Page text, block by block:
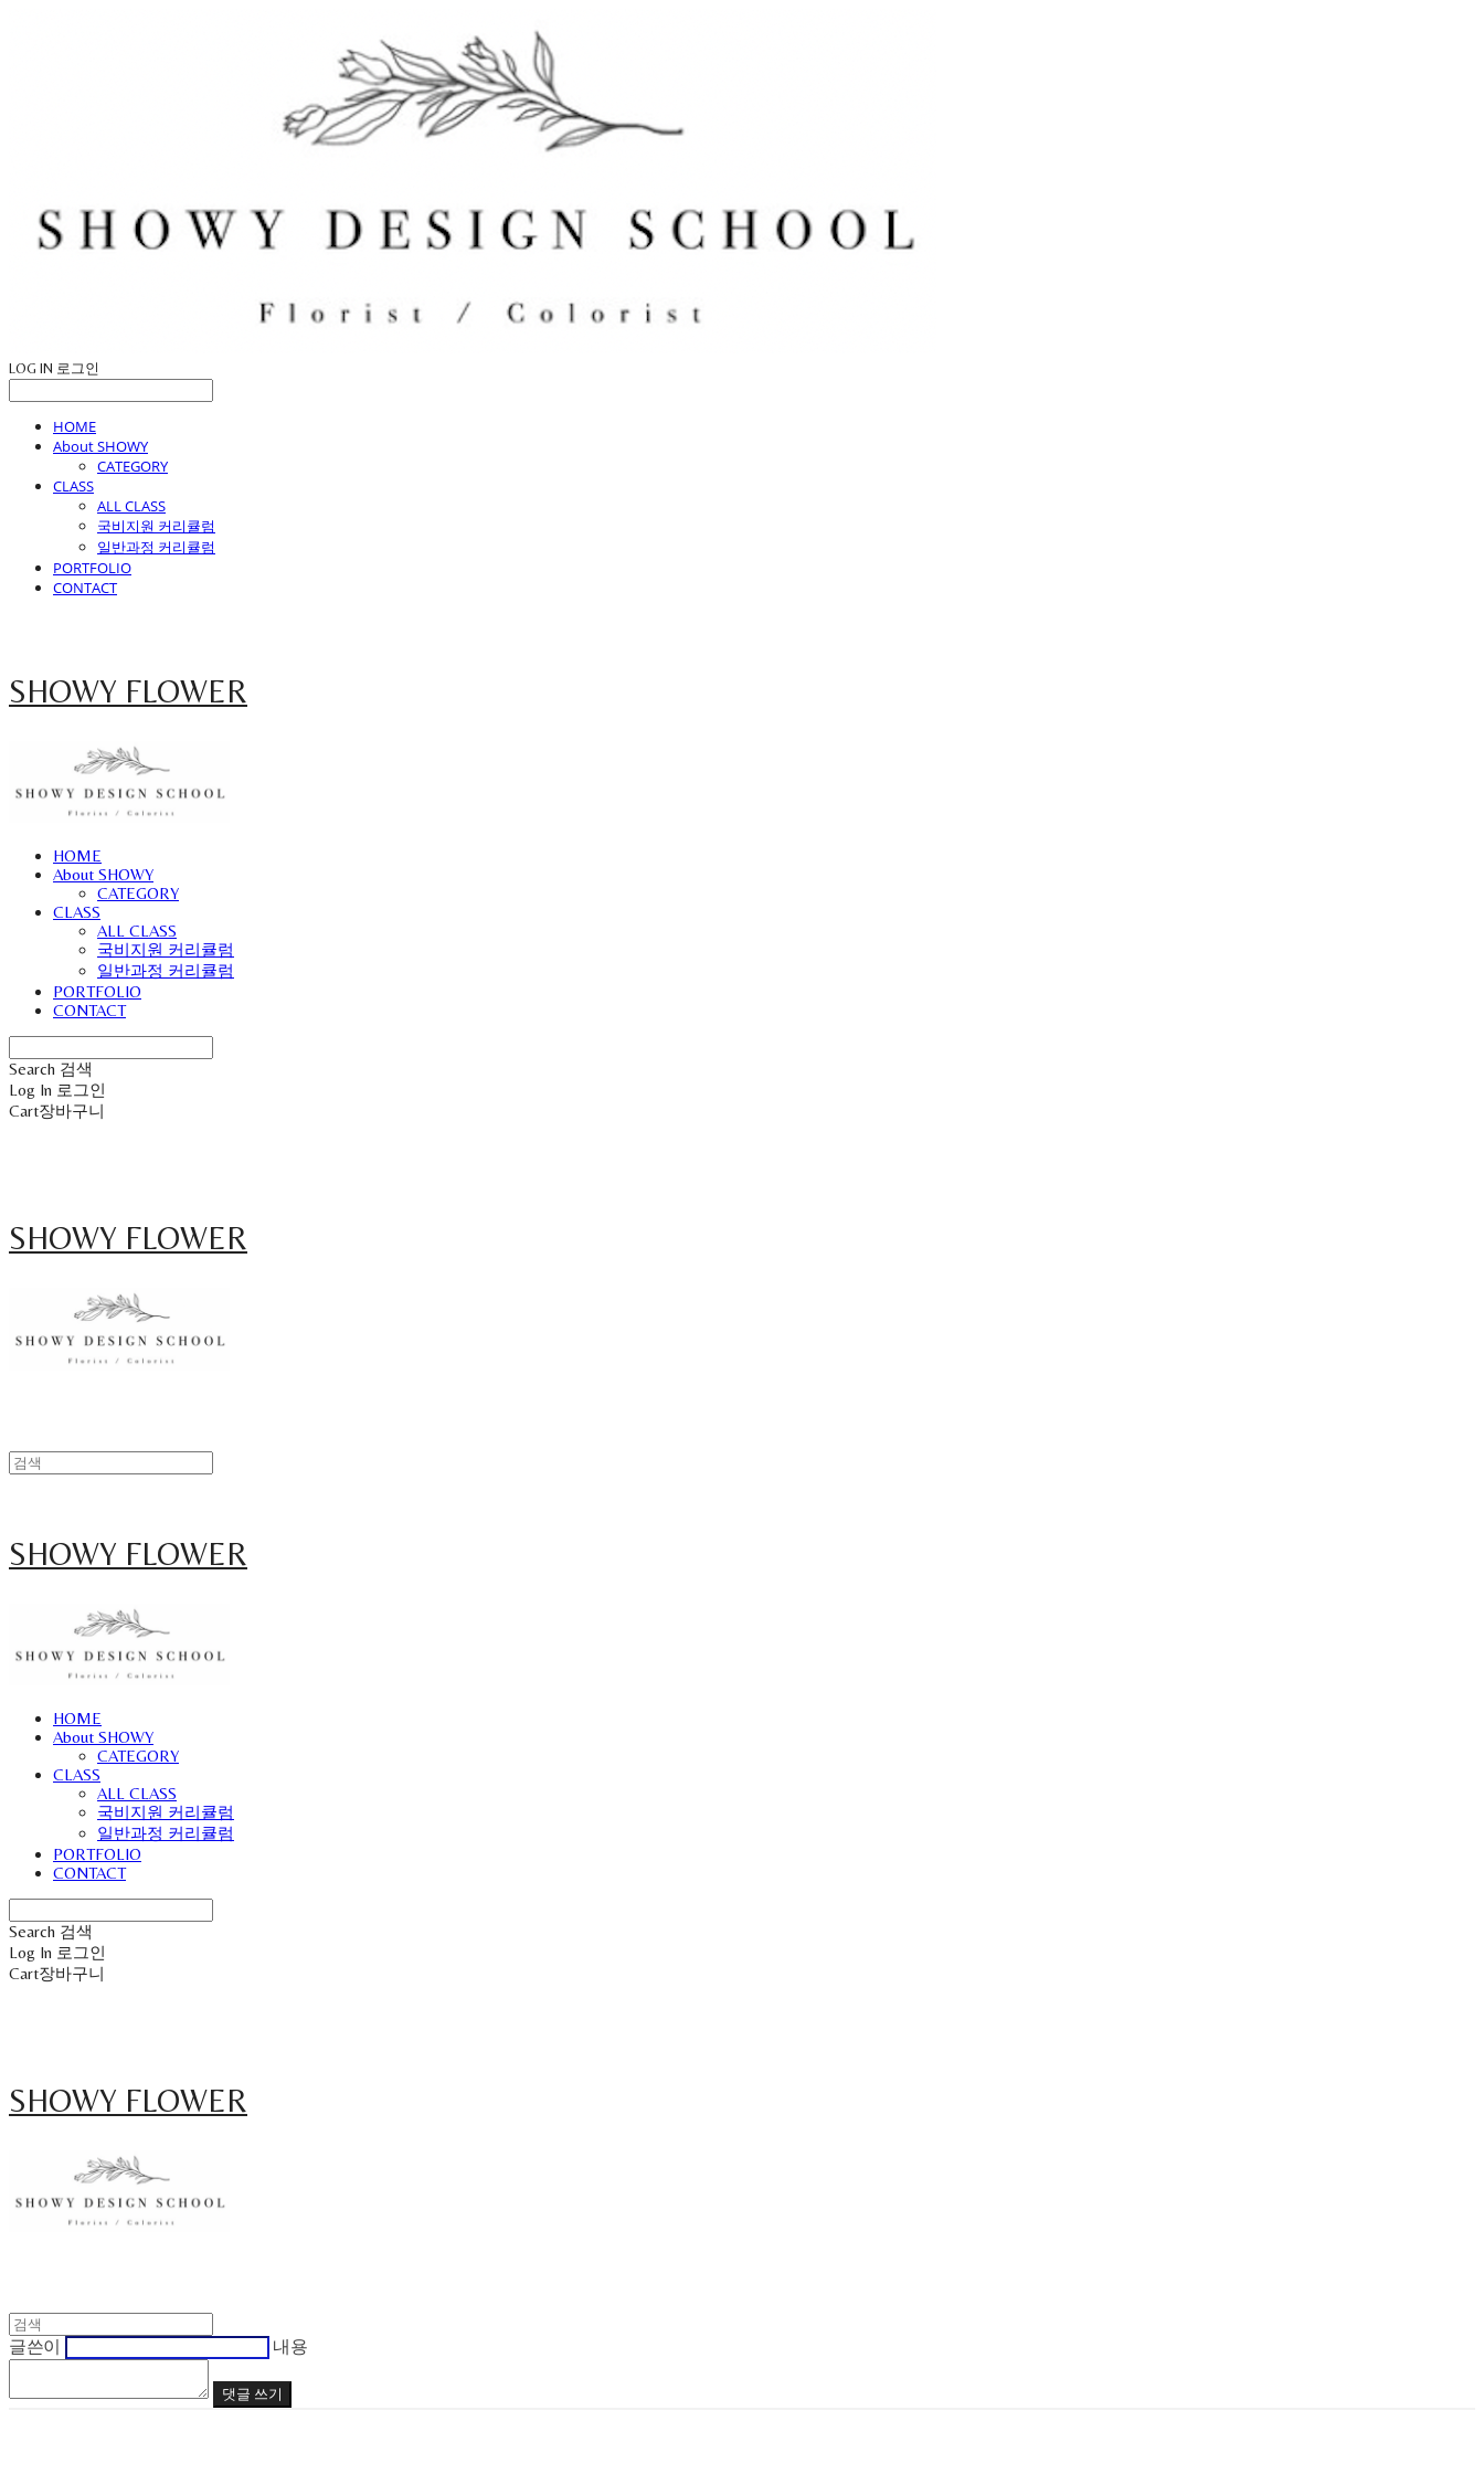
LOG IN 로그인
HOME
About SHOWY
CATEGORY
CLASS
ALL CLASS
국비지원 커리큘럼
일반과정 커리큘럼
PORTFOLIO
CONTACT
SHOWY FLOWER
HOME
About SHOWY
CATEGORY
CLASS
ALL CLASS
국비지원 커리큘럼
일반과정 커리큘럼
PORTFOLIO
CONTACT
Search 검색
Log In 로그인
Cart장바구니
SHOWY FLOWER
SHOWY FLOWER
HOME
About SHOWY
CATEGORY
CLASS
ALL CLASS
국비지원 커리큘럼
일반과정 커리큘럼
PORTFOLIO
CONTACT
Search 검색
Log In 로그인
Cart장바구니
SHOWY FLOWER
글쓴이 내용
댓글 쓰기